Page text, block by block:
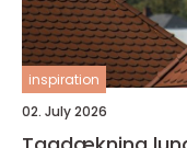
inspiration
02. July 2026